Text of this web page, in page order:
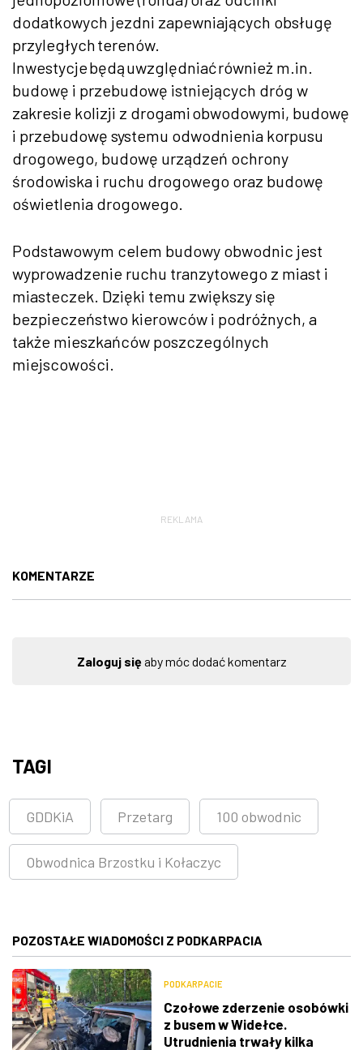
dodatkowych jezdni zapewniających obsługę
przyległych terenów.
Inwestycje będą uwzględniać również m.in.
budowę i przebudowę istniejących dróg w
zakresie kolizji z drogami obwodowymi, budowę
i przebudowę systemu odwodnienia korpusu
drogowego, budowę urządzeń ochrony
środowiska i ruchu drogowego oraz budowę
oświetlenia drogowego.
Podstawowym celem budowy obwodnic jest
wyprowadzenie ruchu tranzytowego z miast i
miasteczek. Dzięki temu zwiększy się
bezpieczeństwo kierowców i podróżnych, a
także mieszkańców poszczególnych
miejscowości.
REKLAMA
KOMENTARZE
Zaloguj sięaby móc dodać komentarz
TAGI
GDDKiA Przetarg 100 obwodnic
Obwodnica Brzostku i Kołaczyc
POZOSTAŁE WIADOMOŚCI Z PODKARPACIA
PODKARPACIE
Czołowe zderzenie osobówki
z busem w Widełce.
Utrudnienia trwały kilka